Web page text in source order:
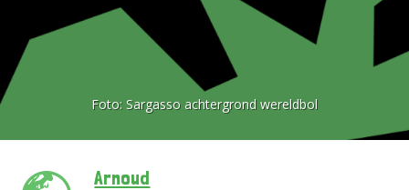
Foto: Sargasso achtergrond wereldbol
Arnoud